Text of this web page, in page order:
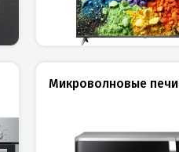
Микроволновые печи